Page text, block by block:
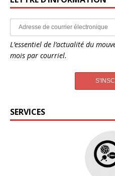
L’essentiel de l’actualité du
mois par courriel.
SERVICES